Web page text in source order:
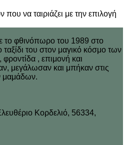
να ταιριάζει με την επιλογή
το φθινόπωρο του 1989 στo
ταξίδι του στον μαγικό κόσμο των
, επιμονή και
μεγάλωσαν και μπήκαν στις
μαμάδων.
Κορδελιό, 56334,